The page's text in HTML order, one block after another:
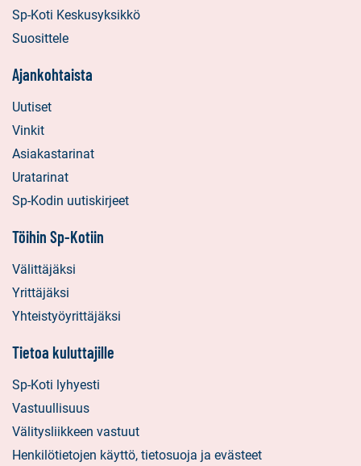
Sp-Koti Keskusyksikkö
Suosittele
Ajankohtaista
Uutiset
Vinkit
Asiakastarinat
Uratarinat
Sp-Kodin uutiskirjeet
Töihin Sp-Kotiin
Välittäjäksi
Yrittäjäksi
Yhteistyöyrittäjäksi
Tietoa kuluttajille
Sp-Koti lyhyesti
Vastuullisuus
Välitysliikkeen vastuut
Henkilötietojen käyttö, tietosuoja ja evästeet